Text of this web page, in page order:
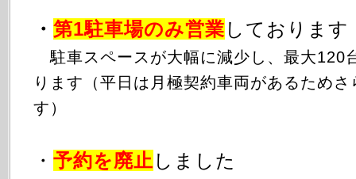
・ 第1駐車場のみ営業 しております
駐車スペースが大幅に減少し、最大120
ります（平日は月極契約車両があるため
す）
・ 予約を廃止 しました